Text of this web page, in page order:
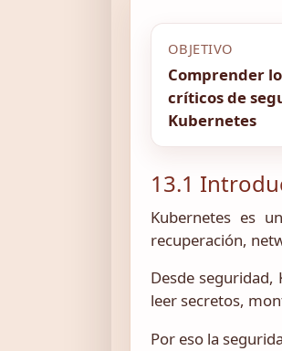
OBJETIVO
Comprender
críticos de
Kubernetes
13.1
Kubernetes es
recuperación,
Desde
leer secretos,
Por eso la